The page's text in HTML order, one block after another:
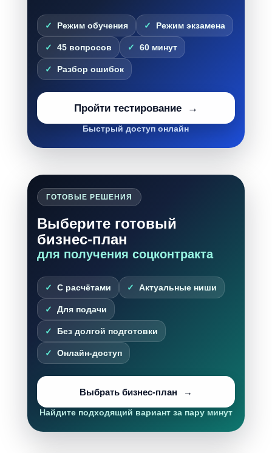
Режим обучения Режим экзамена
45 вопросов 60 минут
Разбор ошибок
Пройти тестирование
Быстрый доступ онлайн
ГОТОВЫЕ РЕШЕНИЯ
Выберите готовый
бизнес-план
для получения соцконтракта
С расчётами Актуальные ниши
Для подачи
Без долгой подготовки
Онлайн-доступ
Выбрать бизнес-план
Найдите подходящий вариант за пару минут